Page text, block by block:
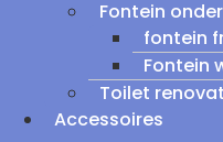
Fontein
fontein
Fontein
Toilet
Accessoires